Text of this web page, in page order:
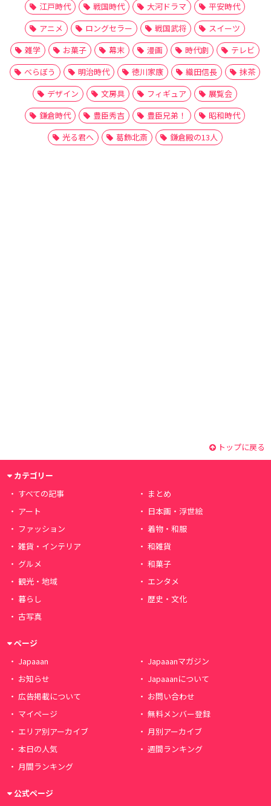
江戸時代 戦国時代 大河ドラマ
平安時代
アニメ
ロングセラー 戦国武将
スイーツ
雑学
お菓子 幕末 漫画 時代劇
テレビ
べらぼう
明治時代 徳川家康 織田信長
抹茶
デザイン
文房具 フィギュア
展覧会
鎌倉時代
豊臣秀吉 豊臣兄弟！
昭和時代
光る君へ
葛飾北斎 鎌倉殿の13人
トップに戻る
カテゴリー
すべての記事
まとめ
アート
日本画・浮世絵
ファッション
着物・和服
雑貨・インテリア
和雑貨
グルメ
和菓子
観光・地域
エンタメ
暮らし
歴史・文化
古写真
ページ
Japaaan
Japaaanマガジン
お知らせ
Japaaanについて
広告掲載について
お問い合わせ
マイページ
無料メンバー登録
エリア別アーカイブ
月別アーカイブ
本日の人気
週間ランキング
月間ランキング
公式ページ